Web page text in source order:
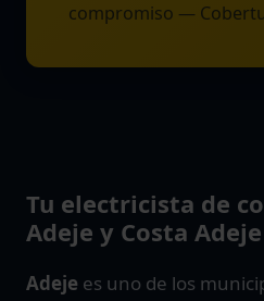
compromiso —
Tu electricista de
Adeje y Costa Adeje
Adeje es uno de los